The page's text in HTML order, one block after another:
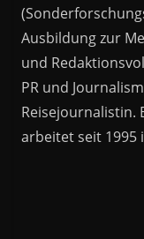
Ausbildung zur
und
PR und
Reisejournalistin.
arbeitet seit 1995